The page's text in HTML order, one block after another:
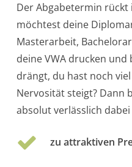
Der Abgabetermin
möchtest deine
Masterarbeit,
deine VWA drucken und
drängt, du hast noch
Nervosität steigt? Dann
absolut verlässlich
zu attraktiven